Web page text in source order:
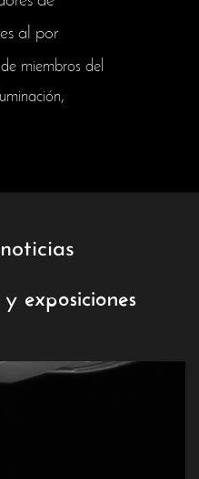
al por
miembros del
exposiciones